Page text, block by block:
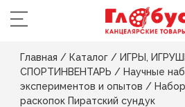
Главная / Каталог / ИГРЫ,
СПОРТИНВЕНТАРЬ / Научные
экспериментов и опытов /
раскопок Пиратский сундук